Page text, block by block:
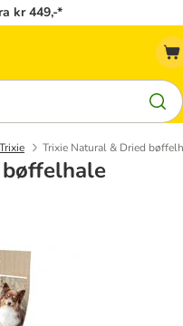
kr 449,-*
Trixie Trixie Natural & Dried